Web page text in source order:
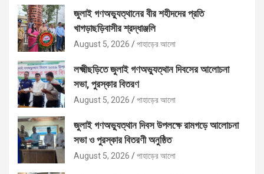
জুলাই গণঅভ্যুত্থানের বীর শহীদদের প্রতি
খাগড়াছড়িবাসীর শ্রদ্ধাঞ্জলি
August 5, 2026 পাহাড়ের আলো
লক্ষ্মীছড়িতে জুলাই গণঅভ্যুত্থান দিবসের আলোচনা
সভা, পুরস্কার বিতরণ
August 5, 2026 পাহাড়ের আলো
জুলাই গণঅভ্যুত্থান দিবস উপলক্ষে রামগড়ে আলোচনা
সভা ও পুরস্কার বিতরণী অনুষ্ঠিত
August 5, 2026 পাহাড়ের আলো